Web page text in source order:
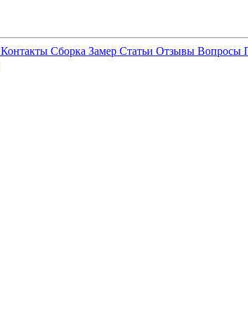
Контакты Сборка Замер Статьи Отзывы Вопросы